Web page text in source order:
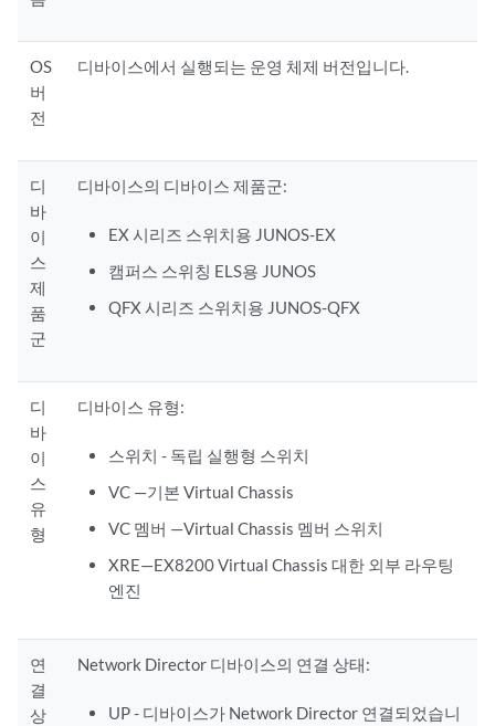
OS
버
전
디바이스에서 실행되는 운영 체제 버전입니다.
디
바
이
스
제
품
군
디바이스의 디바이스 제품군:
EX 시리즈 스위치용 JUNOS-EX
캠퍼스 스위칭 ELS용 JUNOS
QFX 시리즈 스위치용 JUNOS-QFX
디
바
이
스
유
형
디바이스 유형:
스위치 - 독립 실행형 스위치
VC —기본 Virtual Chassis
VC 멤버 —Virtual Chassis 멤버 스위치
XRE—EX8200 Virtual Chassis 대한 외부 라우팅
엔진
연
결
상
Network Director 디바이스의 연결 상태:
UP - 디바이스가 Network Director 연결되었습니